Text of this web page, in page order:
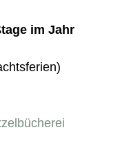
im Jahr